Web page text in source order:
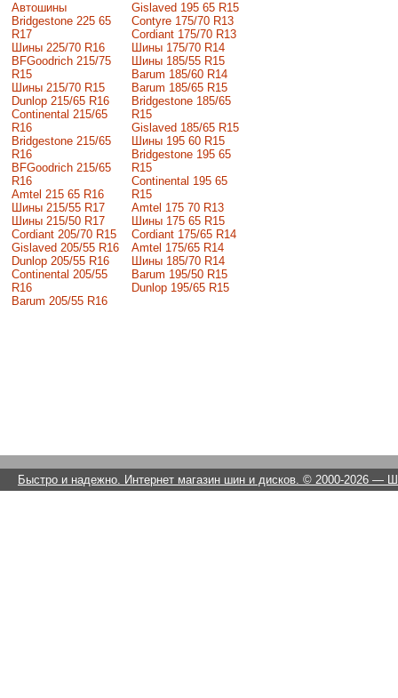
Автошины
Bridgestone 225 65
R17
Шины 225/70 R16
BFGoodrich 215/75
R15
Шины 215/70 R15
Dunlop 215/65 R16
Continental 215/65
R16
Bridgestone 215/65
R16
BFGoodrich 215/65
R16
Amtel 215 65 R16
Шины 215/55 R17
Шины 215/50 R17
Сordiant 205/70 R15
Gislaved 205/55 R16
Dunlop 205/55 R16
Continental 205/55
R16
Barum 205/55 R16
Gislaved 195 65 R15
Contyre 175/70 R13
Cordiant 175/70 R13
Шины 175/70 R14
Шины 185/55 R15
Barum 185/60 R14
Barum 185/65 R15
Bridgestone 185/65
R15
Gislaved 185/65 R15
Шины 195 60 R15
Bridgestone 195 65
R15
Continental 195 65
R15
Amtel 175 70 R13
Шины 175 65 R15
Cordiant 175/65 R14
Amtel 175/65 R14
Шины 185/70 R14
Barum 195/50 R15
Dunlop 195/65 R15
Быстро и надежно. Интернет магазин шин и дисков. © 2000-2026 —